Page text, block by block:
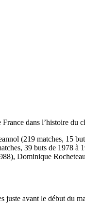
dans l’histoire du
(219 matches, 15
39 buts de 1978 à
Dominique
juste avant le début du